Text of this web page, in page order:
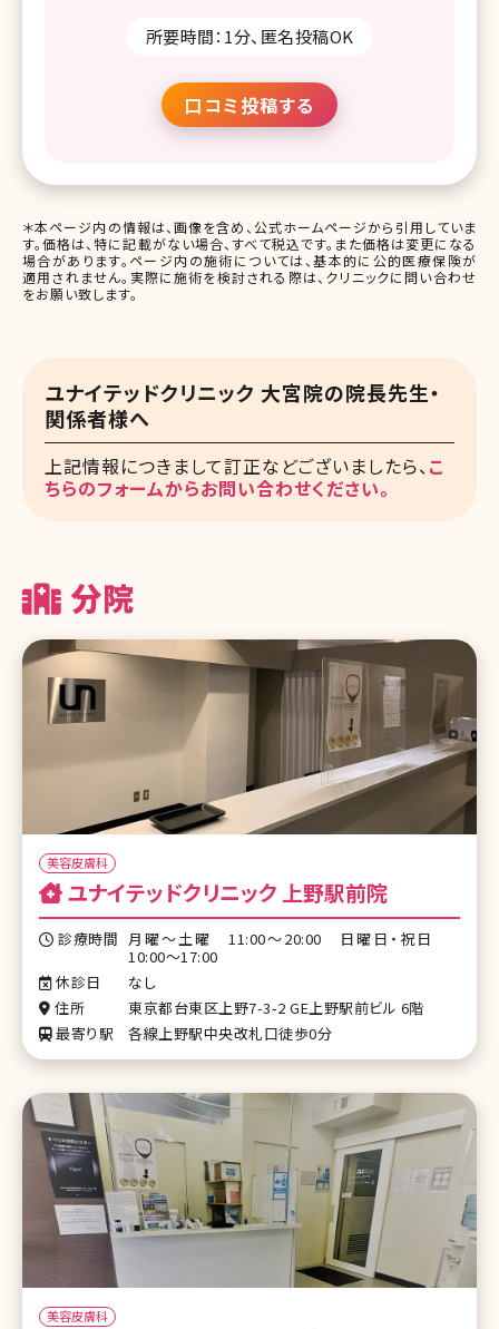
所要時間：1分、匿名投稿OK
口コミ投稿する
＊本ページ内の情報は、画像を含め、公式ホームページから引用していま
す。価格は、特に記載がない場合、すべて税込です。また価格は変更になる
場合があります。ページ内の施術については、基本的に公的医療保険が
適用されません。実際に施術を検討される際は、クリニックに問い合わせ
をお願い致します。
ユナイテッドクリニック 大宮院の院長先生・
関係者様へ
上記情報につきまして訂正などございましたら、こ
ちらのフォームからお問い合わせください。
分院
美容皮膚科
ユナイテッドクリニック 上野駅前院
診療時間 月曜～土曜 11:00～20:00 日曜日・祝日
10:00～17:00
休診日
なし
住所
東京都台東区上野7-3-2 GE上野駅前ビル 6階
最寄り駅
各線上野駅中央改札口徒歩0分
美容皮膚科